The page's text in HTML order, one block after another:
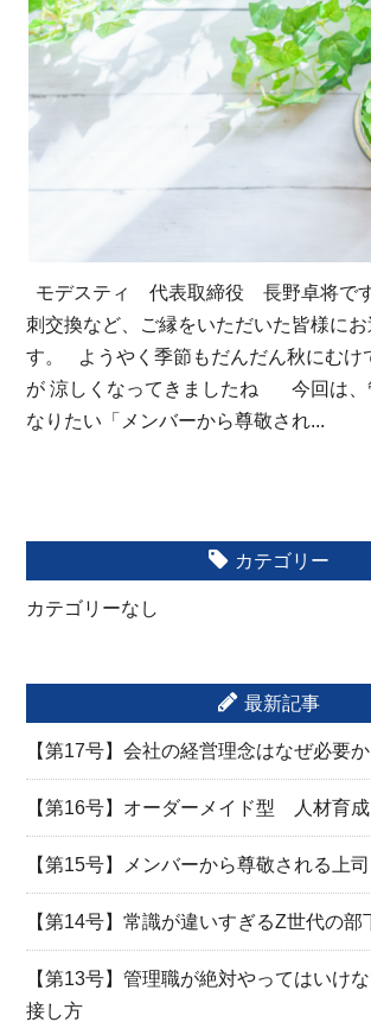
モデスティ 代表取締役 長野卓将で
刺交換など、ご縁をいただいた皆様にお
す。 ようやく季節もだんだん秋にむけ
が 涼しくなってきましたね 今回は、
なりたい「メンバーから尊敬され...
カテゴリー
カテゴリーなし
最新記事
【第17号】会社の経営理念はなぜ必要か
【第16号】オーダーメイド型 人材育成
【第15号】メンバーから尊敬される上
【第14号】常識が違いすぎるZ世代の部
【第13号】管理職が絶対やってはいけ
接し方